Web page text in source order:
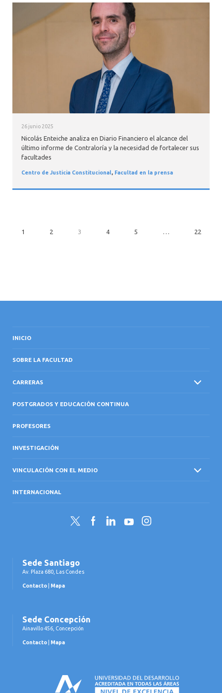
26 junio 2025
Nicolás Enteiche analiza en Diario Financiero el alcance del
último informe de Contraloría y la necesidad de fortalecer sus
facultades
Centro de Justicia Constitucional, Facultad en la prensa
1 2 3 4 5 … 22
INICIO
SOBRE LA FACULTAD
CARRERAS
POSTGRADOS Y EDUCACIÓN CONTINUA
PROFESORES
INVESTIGACIÓN
VINCULACIÓN CON EL MEDIO
INTERNACIONAL
Twitter FacebookLinkedInYouTubeInstagram
Sede Santiago
Av. Plaza 680, Las Condes
Contacto Mapa
Sede Concepción
Ainavillo 456, Concepción
Contacto Mapa